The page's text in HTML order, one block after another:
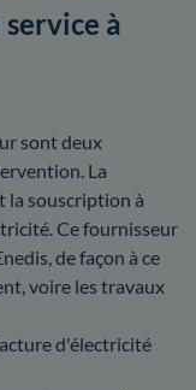
à
sont deux
La
la souscription à
Ce fournisseur
de façon à ce
voire les travaux
d'électricité